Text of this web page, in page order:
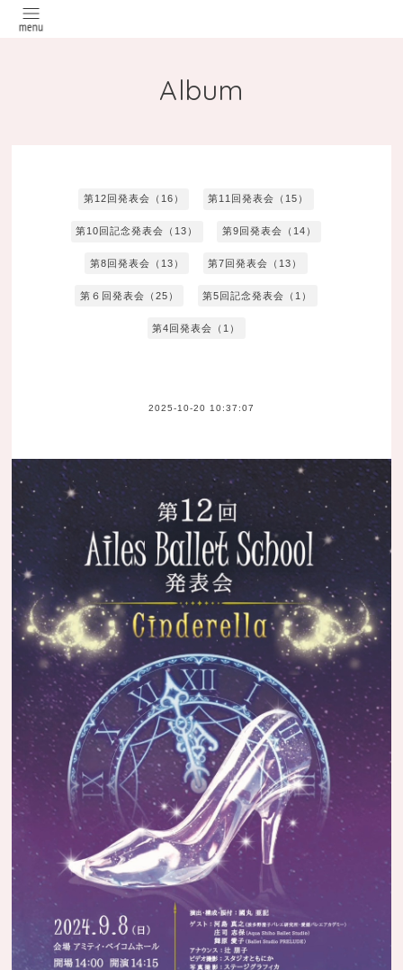
Album
第12回発表会（16） 第11回発表会（15）
第10回記念発表会（13） 第9回発表会（14）
第8回発表会（13） 第7回発表会（13）
第６回発表会（25） 第5回記念発表会（1）
第4回発表会（1）
2025-10-20 10:37:07